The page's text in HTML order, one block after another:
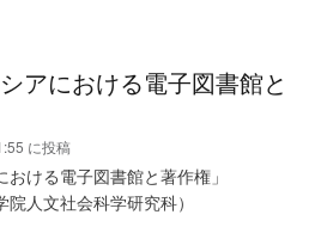
アにおける電子図書館と
に投稿
ける電子図書館と著作権」
人文社会科学研究科）